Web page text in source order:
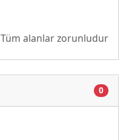
Tüm alanlar zorunludur
0